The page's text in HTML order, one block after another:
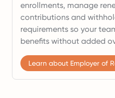
enrollments, manage
contributions and
requirements so your
benefits without added
Learn about Employer of